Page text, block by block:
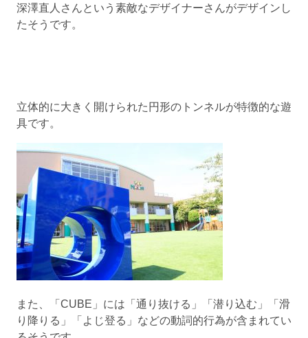
深澤直人さんという素敵なデザイナーさんがデザインし
たそうです。
立体的に大きく開けられた円形のトンネルが特徴的な遊
具です。
また、「CUBE」には「通り抜ける」「潜り込む」「滑
り降りる」「よじ登る」などの動詞的行為が含まれてい